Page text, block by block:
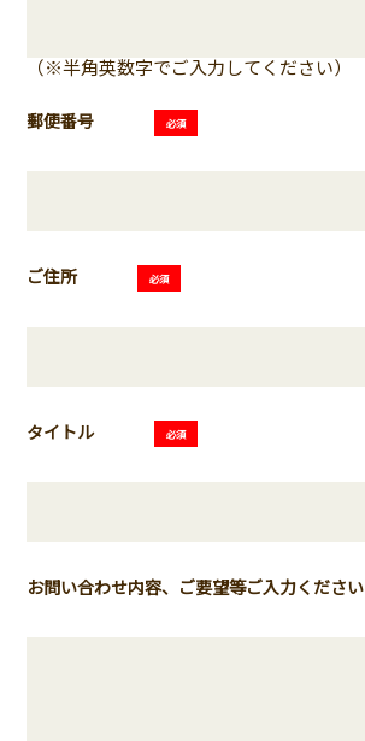
（※半角英数字でご入力してください）
郵便番号 必須
ご住所 必須
タイトル 必須
お問い合わせ内容、ご要望等ご入力ください